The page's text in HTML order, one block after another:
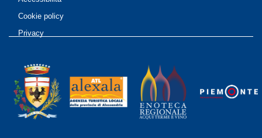
Cookie policy
Privacy